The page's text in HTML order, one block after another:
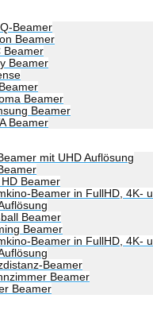
Beamer
Beamer
Beamer
Beamer
Beamer
Beamer
Beamer
mit UHD Auflösung
HD Beamer
Beamer in FullHD, 4K-
Beamer
Beamer
Beamer in FullHD, 4K-
Beamer
Beamer
Beamer